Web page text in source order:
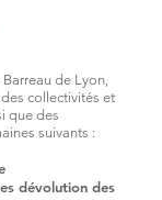
de Lyon,
collectivités et
que des
suivants :
dévolution des